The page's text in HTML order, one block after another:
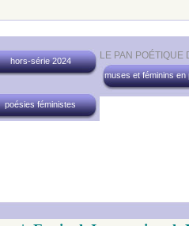
LE PAN POÉTIQUE
hors-série 2024
muses et féminins en
poésies féministes